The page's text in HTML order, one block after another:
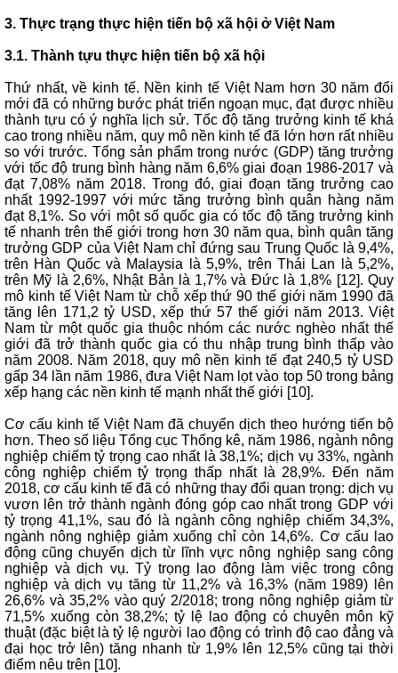
3. Thực trạng thực hiện tiến bộ xã hội ở Việt Nam
3.1. Thành tựu thực hiện tiến bộ xã hội
Thứ nhất, về kinh tế. Nền kinh tế Việt Nam hơn 30 năm đổi
mới đã có những bước phát triển ngoạn mục, đạt được nhiều
thành tựu có ý nghĩa lịch sử. Tốc độ tăng trưởng kinh tế khá
cao trong nhiều năm, quy mô nền kinh tế đã lớn hơn rất nhiều
so với trước. Tổng sản phẩm trong nước (GDP) tăng trưởng
với tốc độ trung bình hàng năm 6,6% giai đoạn 1986-2017 và
đạt 7,08% năm 2018. Trong đó, giai đoạn tăng trưởng cao
nhất 1992-1997 với mức tăng trưởng bình quân hàng năm
đạt 8,1%. So với một số quốc gia có tốc độ tăng trưởng kinh
tế nhanh trên thế giới trong hơn 30 năm qua, bình quân tăng
trưởng GDP của Việt Nam chỉ đứng sau Trung Quốc là 9,4%,
trên Hàn Quốc và Malaysia là 5,9%, trên Thái Lan là 5,2%,
trên Mỹ là 2,6%, Nhật Bản là 1,7% và Đức là 1,8% [12]. Quy
mô kinh tế Việt Nam từ chỗ xếp thứ 90 thế giới năm 1990 đã
tăng lên 171,2 tỷ USD, xếp thứ 57 thế giới năm 2013. Việt
Nam từ một quốc gia thuộc nhóm các nước nghèo nhất thế
giới đã trở thành quốc gia có thu nhập trung bình thấp vào
năm 2008. Năm 2018, quy mô nền kinh tế đạt 240,5 tỷ USD
gấp 34 lần năm 1986, đưa Việt Nam lọt vào top 50 trong bảng
xếp hạng các nền kinh tế mạnh nhất thế giới [10].
Cơ cấu kinh tế Việt Nam đã chuyển dịch theo hướng tiến bộ
hơn. Theo số liệu Tổng cục Thống kê, năm 1986, ngành nông
nghiệp chiếm tỷ trọng cao nhất là 38,1%; dịch vụ 33%, ngành
công nghiệp chiếm tỷ trọng thấp nhất là 28,9%. Đến năm
2018, cơ cấu kinh tế đã có những thay đổi quan trọng: dịch vụ
vươn lên trở thành ngành đóng góp cao nhất trong GDP với
tỷ trọng 41,1%, sau đó là ngành công nghiệp chiếm 34,3%,
ngành nông nghiệp giảm xuống chỉ còn 14,6%. Cơ cấu lao
động cũng chuyển dịch từ lĩnh vực nông nghiệp sang công
nghiệp và dịch vụ. Tỷ trọng lao động làm việc trong công
nghiệp và dịch vụ tăng từ 11,2% và 16,3% (năm 1989) lên
26,6% và 35,2% vào quý 2/2018; trong nông nghiệp giảm từ
71,5% xuống còn 38,2%; tỷ lệ lao động có chuyên môn kỹ
thuật (đặc biệt là tỷ lệ người lao động có trình độ cao đẳng và
đại học trở lên) tăng nhanh từ 1,9% lên 12,5% cũng tại thời
điểm nêu trên [10].